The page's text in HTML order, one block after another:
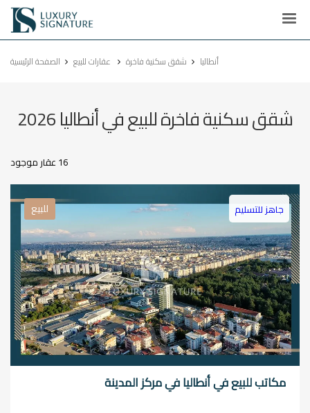
Luxury
Signature
الصفحة الرئيسية شقق سكنية فاخرة أنطاليا
شقق سكنية فاخرة للبيع في أنطاليا 2026
16 عقار موجود
للبيع جاهز للتسليم
مكاتب للبيع في أنطاليا في مركز المدينة